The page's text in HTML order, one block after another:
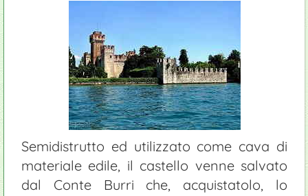
Semidistrutto ed utilizzato come cava di
materiale edile, il castello venne salvato
dal Conte Burri che, acquistatolo, lo